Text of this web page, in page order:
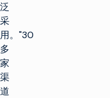
泛
采
用。"30
多
家
渠
道